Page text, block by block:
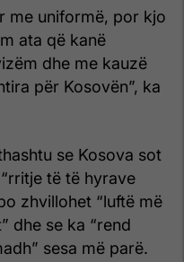
me uniformë, por kjo
ata që kanë
dhe me kauzë
për Kosovën”, ka
se Kosova sot
të të hyrave
zhvillohet “luftë më
dhe se ka “rend
sesa më parë.